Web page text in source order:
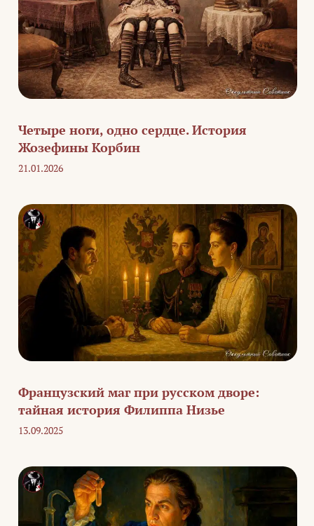
Четыре ноги, одно сердце. История
Жозефины Корбин
21.01.2026
Французский маг при русском дворе:
тайная история Филиппа Низье
13.09.2025